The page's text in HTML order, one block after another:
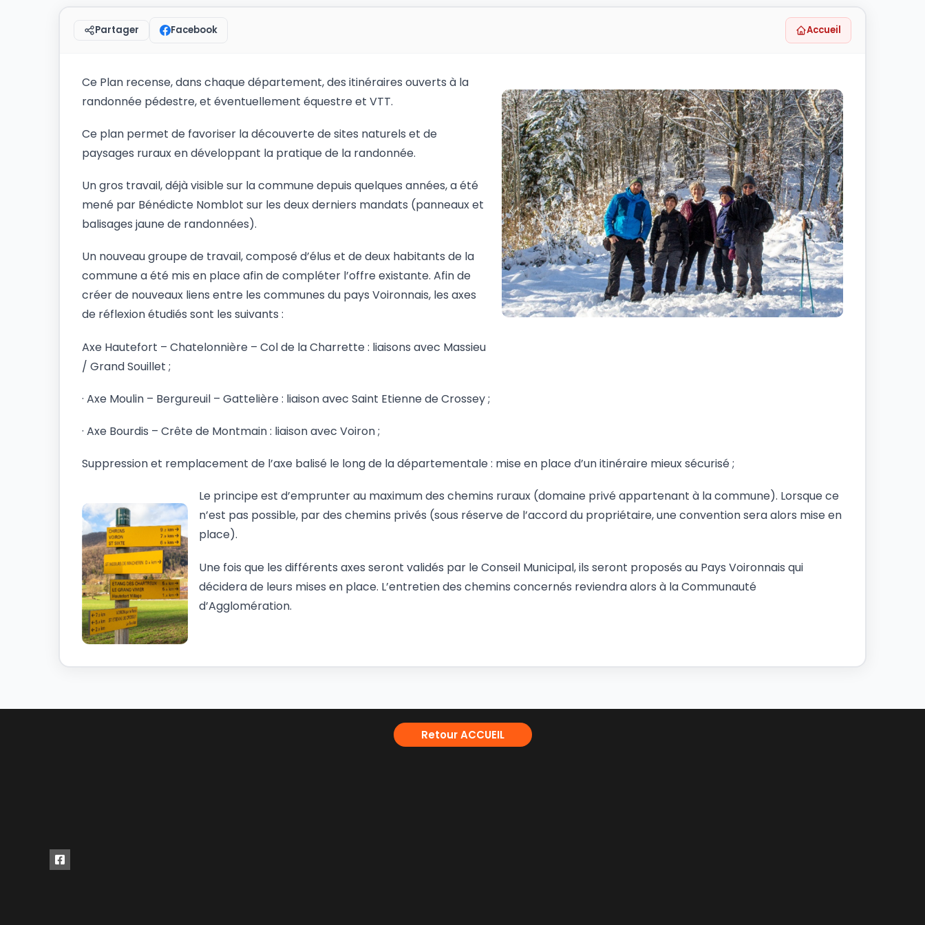
Partager Facebook Accueil
Ce Plan recense, dans chaque département, des itinéraires ouverts à la
randonnée pédestre, et éventuellement équestre et VTT.
Ce plan permet de favoriser la découverte de sites naturels et de
paysages ruraux en développant la pratique de la randonnée.
Un gros travail, déjà visible sur la commune depuis quelques années, a été
mené par Bénédicte Nomblot sur les deux derniers mandats (panneaux et
balisages jaune de randonnées).
Un nouveau groupe de travail, composé d’élus et de deux habitants de la
commune a été mis en place afin de compléter l’offre existante. Afin de
créer de nouveaux liens entre les communes du pays Voironnais, les axes
de réflexion étudiés sont les suivants :
Axe Hautefort – Chatelonnière – Col de la Charrette : liaisons avec Massieu
/ Grand Souillet ;
· Axe Moulin – Bergureuil – Gattelière : liaison avec Saint Etienne de Crossey ;
· Axe Bourdis – Crête de Montmain : liaison avec Voiron ;
Suppression et remplacement de l’axe balisé le long de la départementale : mise en place d’un itinéraire mieux sécurisé ;
Le principe est d’emprunter au maximum des chemins ruraux (domaine privé appartenant à la commune). Lorsque ce
n’est pas possible, par des chemins privés (sous réserve de l’accord du propriétaire, une convention sera alors mise en
place).
Une fois que les différents axes seront validés par le Conseil Municipal, ils seront proposés au Pays Voironnais qui
décidera de leurs mises en place. L’entretien des chemins concernés reviendra alors à la Communauté
d’Agglomération.
Retour ACCUEIL